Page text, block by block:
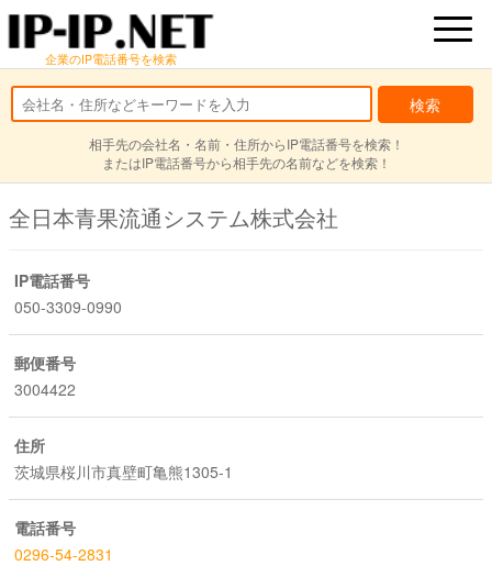
企業のIP電話番号を検索
相手先の会社名・名前・住所からIP電話番号を検索！
またはIP電話番号から相手先の名前などを検索！
全日本青果流通システム株式会社
IP電話番号
050-3309-0990
郵便番号
3004422
住所
茨城県桜川市真壁町亀熊1305-1
電話番号
0296-54-2831